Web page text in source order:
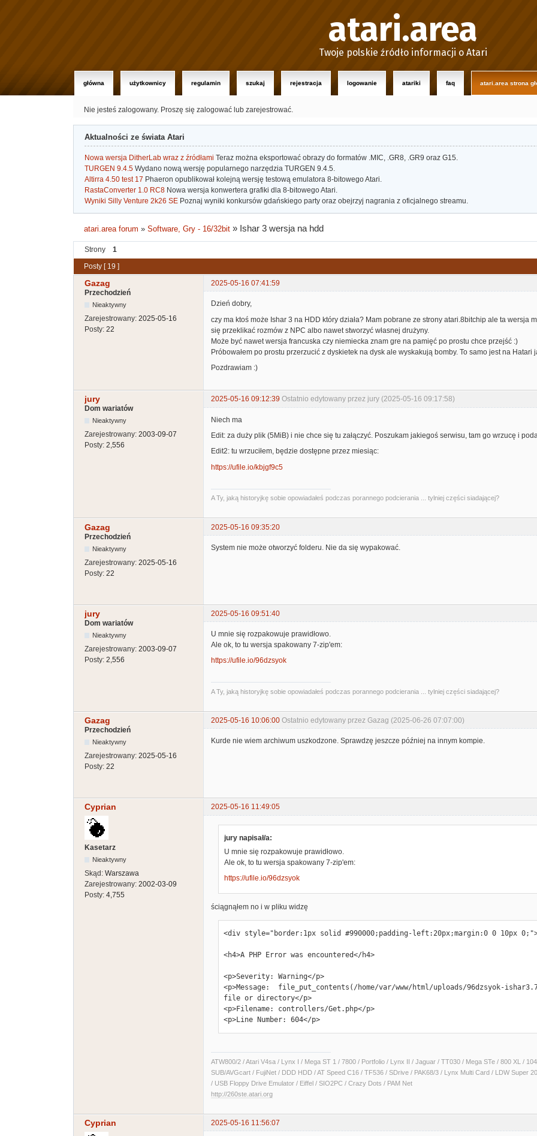
atari.area
Twoje polskie źródło informacji o Atari
główna użytkownicy regulamin szukaj rejestracja logowanie atariki faq atari.area strona
Nie jesteś zalogowany. Proszę się zalogować lub zarejestrować.
Aktualności ze świata Atari
Nowa wersja DitherLab wraz z źródłami Teraz można eksportować obrazy do formatów .MIC, .GR8, .GR9 oraz G15.
TURGEN 9.4.5 Wydano nową wersję popularnego narzędzia TURGEN 9.4.5.
Altirra 4.50 test 17 Phaeron opublikował kolejną wersję testową emulatora 8-bitowego Atari.
RastaConverter 1.0 RC8 Nowa wersja konwertera grafiki dla 8-bitowego Atari.
Wyniki Silly Venture 2k26 SE Poznaj wyniki konkursów gdańskiego party oraz obejrzyj nagrania z oficjalnego streamu.
atari.area forum »Software, Gry - 16/32bit » Ishar 3 wersja na hdd
Strony
1
Posty [ 19 ]
Gazag
2025-05-16 07:41:59
Przechodzień
Nieaktywny
Zarejestrowany: 2025-05-16
Posty: 22
Dzień dobry,
czy ma ktoś może Ishar 3 na HDD który działa? Mam pobrane ze strony atari.8bitchip ale ta wersja
się przeklikać rozmów z NPC albo nawet stworzyć własnej drużyny.
Może być nawet wersja francuska czy niemiecka znam gre na pamięć po prostu chce przejść :)
Próbowałem po prostu przerzucić z dyskietek na dysk ale wyskakują bomby. To samo jest na Hatari
Pozdrawiam :)
jury 2025-05-16 09:12:39 Ostatnio edytowany przez jury (2025-05-16 09:17:58)
Dom wariatów
Nieaktywny
Zarejestrowany: 2003-09-07
Posty: 2,556
Niech ma
Edit: za duży plik (5MiB) i nie chce się tu załączyć. Poszukam jakiegoś serwisu, tam go wrzucę i
Edit2: tu wrzuciłem, będzie dostępne przez miesiąc:
https://ufile.io/kbjgf9c5
A Ty, jaką historyjkę sobie opowiadałeś podczas porannego podcierania ... tylniej części siadającej?
Gazag
2025-05-16 09:35:20
Przechodzień
Nieaktywny
Zarejestrowany: 2025-05-16
Posty: 22
System nie może otworzyć folderu. Nie da się wypakować.
jury
2025-05-16 09:51:40
Dom wariatów
Nieaktywny
Zarejestrowany: 2003-09-07
Posty: 2,556
U mnie się rozpakowuje prawidłowo.
Ale ok, to tu wersja spakowany 7-zip'em:
https://ufile.io/96dzsyok
A Ty, jaką historyjkę sobie opowiadałeś podczas porannego podcierania ... tylniej części siadającej?
Gazag 2025-05-16 10:06:00 Ostatnio edytowany przez Gazag (2025-06-26 07:07:00)
Przechodzień
Nieaktywny
Zarejestrowany: 2025-05-16
Posty: 22
Kurde nie wiem archiwum uszkodzone. Sprawdzę jeszcze później na innym kompie.
Cyprian 2025-05-16 11:49:05
Kasetarz
Nieaktywny
Skąd: Warszawa
Zarejestrowany: 2002-03-09
Posty: 4,755
jury napisał/a:
U mnie się rozpakowuje prawidłowo.
Ale ok, to tu wersja spakowany 7-zip'em:
https://ufile.io/96dzsyok
ściągnąłem no i w pliku widzę
<div style="border:1px solid #990000;padding-left:20px;margin:0 0 10px
<h4>A PHP Error was encountered</h4>
<p>Severity: Warning</p>
<p>Message:  file_put_contents(/home/var/www/html/uploads/96dzsyok-
file or directory</p>
<p>Filename: controllers/Get.php</p>
<p>Line Number: 604</p>
ATW800/2 / Atari V4sa / Lynx I / Mega ST 1 / 7800 / Portfolio / Lynx II / Jaguar / TT030 / Mega STe / 800 XL /
SUB/AVGcart / FujiNet / DDD HDD / AT Speed C16 / TF536 / SDrive / PAK68/3 / Lynx Multi Card / LDW Super
/ USB Floppy Drive Emulator / Eiffel / SIO2PC / Crazy Dots / PAM Net
http://260ste.atari.org
Cyprian 2025-05-16 11:56:07